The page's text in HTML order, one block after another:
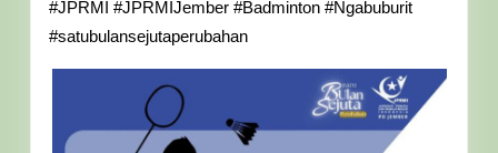
#JPRMI #JPRMIJember #Badminton #Ngabuburit
#satubulansejutaperubahan